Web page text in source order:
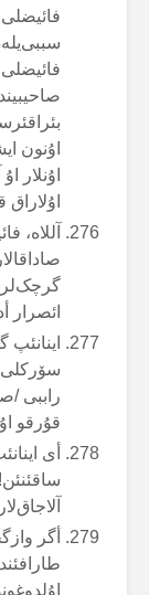
اۇنون
اۇنلار
اۇلاراق
سۆرکلی
راببی /
قۇرقو
أی